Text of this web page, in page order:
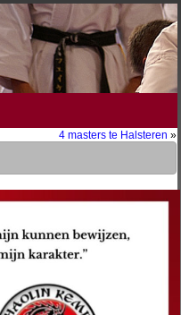
4 masters te Halsteren »